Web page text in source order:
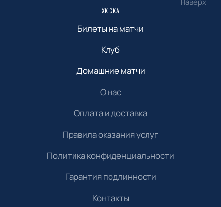
Наверх
ХК СКА
Билеты на матчи
Клуб
Домашние матчи
О нас
Оплата и доставка
Правила оказания услуг
Политика конфиденциальности
Гарантия подлинности
Контакты